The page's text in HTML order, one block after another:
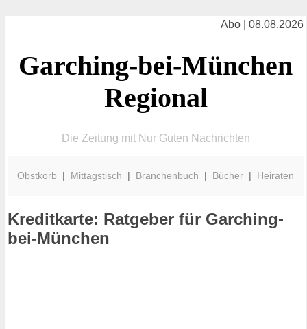
Abo | 08.08.2026
Garching-bei-München
Regional
Die Zeitung mit Nur Guten Nachrichten
Obstkorb | Mittagstisch | Branchenbuch | Bücher | Heiraten
Kreditkarte: Ratgeber für Garching-
bei-München